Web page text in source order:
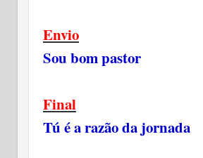
Envio
Sou bom pastor
Final
Tú é a razão da jornada